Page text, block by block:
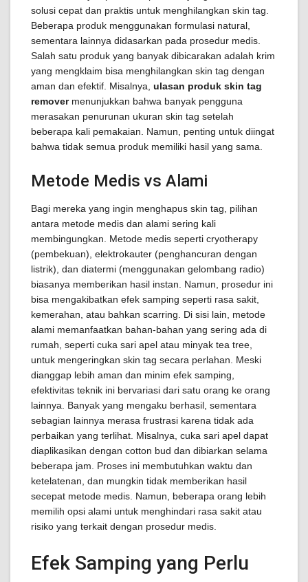
solusi cepat dan praktis untuk menghilangkan skin tag.
Beberapa produk menggunakan formulasi natural,
sementara lainnya didasarkan pada prosedur medis.
Salah satu produk yang banyak dibicarakan adalah krim
yang mengklaim bisa menghilangkan skin tag dengan
aman dan efektif. Misalnya, ulasan produk skin tag
removermenunjukkan bahwa banyak pengguna
merasakan penurunan ukuran skin tag setelah
beberapa kali pemakaian. Namun, penting untuk diingat
bahwa tidak semua produk memiliki hasil yang sama.
Metode Medis vs Alami
Bagi mereka yang ingin menghapus skin tag, pilihan
antara metode medis dan alami sering kali
membingungkan. Metode medis seperti cryotherapy
(pembekuan), elektrokauter (penghancuran dengan
listrik), dan diatermi (menggunakan gelombang radio)
biasanya memberikan hasil instan. Namun, prosedur ini
bisa mengakibatkan efek samping seperti rasa sakit,
kemerahan, atau bahkan scarring. Di sisi lain, metode
alami memanfaatkan bahan-bahan yang sering ada di
rumah, seperti cuka sari apel atau minyak tea tree,
untuk mengeringkan skin tag secara perlahan. Meski
dianggap lebih aman dan minim efek samping,
efektivitas teknik ini bervariasi dari satu orang ke orang
lainnya. Banyak yang mengaku berhasil, sementara
sebagian lainnya merasa frustrasi karena tidak ada
perbaikan yang terlihat. Misalnya, cuka sari apel dapat
diaplikasikan dengan cotton bud dan dibiarkan selama
beberapa jam. Proses ini membutuhkan waktu dan
ketelatenan, dan mungkin tidak memberikan hasil
secepat metode medis. Namun, beberapa orang lebih
memilih opsi alami untuk menghindari rasa sakit atau
risiko yang terkait dengan prosedur medis.
Efek Samping yang Perlu